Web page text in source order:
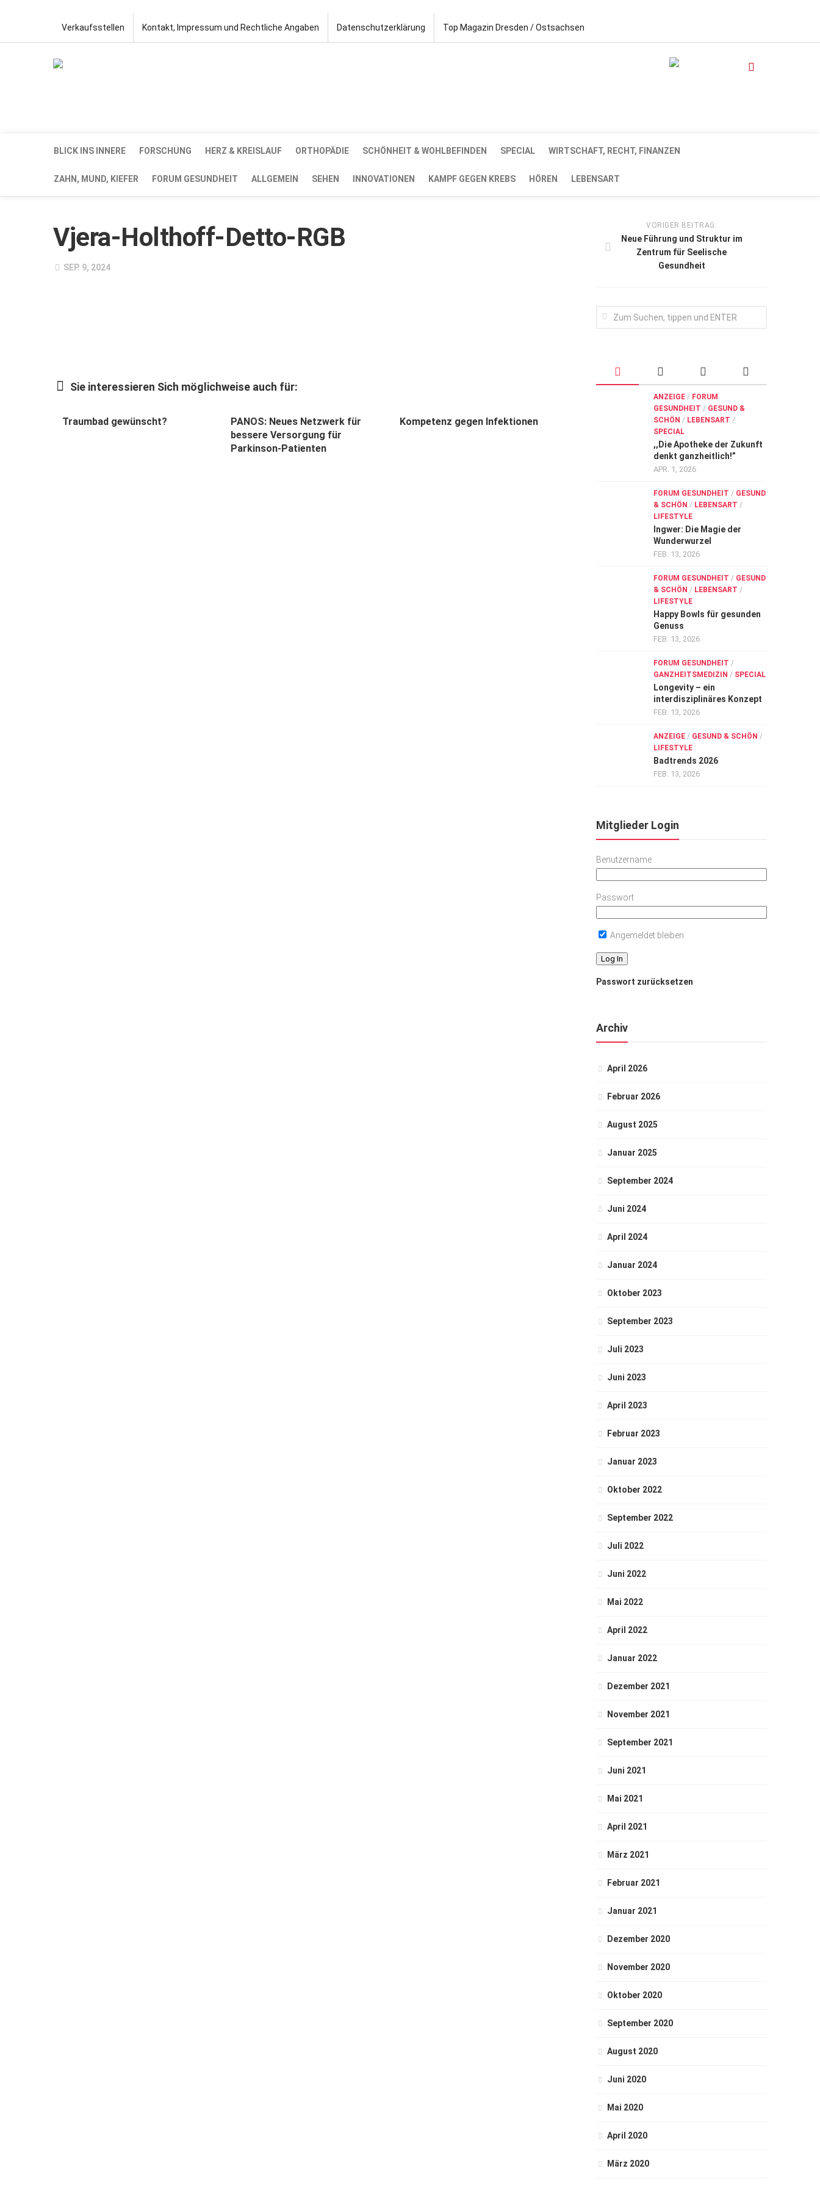
Verkaufsstellen Kontakt, Impressum und Rechtliche Angaben Datenschutzerklärung Top Magazin Dresden / Ostsachsen
BLICK INS INNERE FORSCHUNG HERZ & KREISLAUF ORTHOPÄDIE SCHÖNHEIT & WOHLBEFINDEN SPECIAL WIRTSCHAFT, RECHT, FINANZEN
ZAHN, MUND, KIEFER FORUM GESUNDHEIT ALLGEMEIN SEHEN INNOVATIONEN KAMPF GEGEN KREBS HÖREN LEBENSART
Vjera-Holthoff-Detto-RGB
SEP. 9, 2024
Sie interessieren Sich möglichweise auch für:
Traumbad gewünscht?
PANOS: Neues Netzwerk für
bessere Versorgung für
Parkinson-Patienten
Kompetenz gegen Infektionen
VORIGER BEITRAG:
Neue Führung und Struktur im
Zentrum für Seelische
Gesundheit
ANZEIGE / FORUM
GESUNDHEIT / GESUND &
SCHÖN / LEBENSART /
SPECIAL
,,Die Apotheke der Zukunft
denkt ganzheitlich!”
APR. 1, 2026
FORUM GESUNDHEIT / GESUND
& SCHÖN / LEBENSART /
LIFESTYLE
Ingwer: Die Magie der
Wunderwurzel
FEB. 13, 2026
FORUM GESUNDHEIT / GESUND
& SCHÖN / LEBENSART /
LIFESTYLE
Happy Bowls für gesunden
Genuss
FEB. 13, 2026
FORUM GESUNDHEIT /
GANZHEITSMEDIZIN / SPECIAL
Longevity – ein
interdisziplinäres Konzept
FEB. 13, 2026
ANZEIGE / GESUND & SCHÖN /
LIFESTYLE
Badtrends 2026
FEB. 13, 2026
Mitglieder Login
Benutzername
Passwort
Angemeldet bleiben
Passwort zurücksetzen
Archiv
April 2026
Februar 2026
August 2025
Januar 2025
September 2024
Juni 2024
April 2024
Januar 2024
Oktober 2023
September 2023
Juli 2023
Juni 2023
April 2023
Februar 2023
Januar 2023
Oktober 2022
September 2022
Juli 2022
Juni 2022
Mai 2022
April 2022
Januar 2022
Dezember 2021
November 2021
September 2021
Juni 2021
Mai 2021
April 2021
März 2021
Februar 2021
Januar 2021
Dezember 2020
November 2020
Oktober 2020
September 2020
August 2020
Juni 2020
Mai 2020
April 2020
März 2020